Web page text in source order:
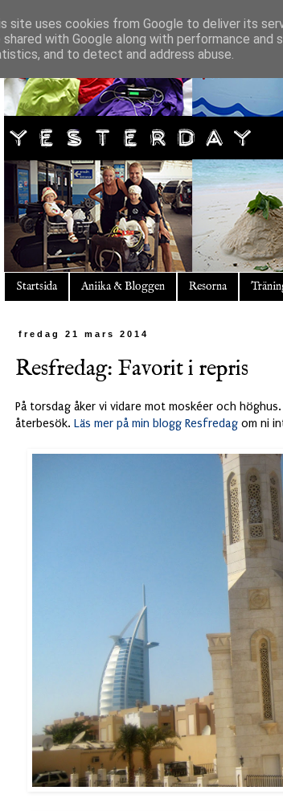
Startsida Aniika & Bloggen Resorna
fredag 21 mars 2014
Resfredag: Favorit i repris
På torsdag åker vi vidare mot moskéer och
återbesök. Läs mer på min blogg Resfredag om ni
site uses cookies from Google to deliver its
shared with Google along with performance
and to detect and address abuse.